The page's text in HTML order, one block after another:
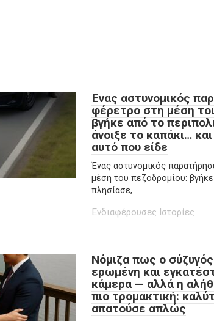
Ένας αστυνομικός
φέρετρο στη μέση
βγήκε από το
άνοιξε το καπάκι…
αυτό που είδε
Ένας αστυνομικός
μέση του πεζοδρομίου:
πλησίασε,
Ενδιαφέρουσες Ιστορίες
Νόμιζα πως ο σύζυγός
ερωμένη και
κάμερα — αλλά η
πιο τρομακτική:
απατούσε απλώς